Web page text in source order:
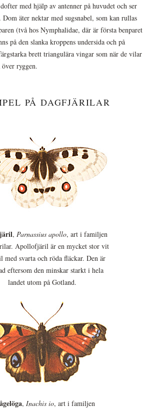
med hjälp av antenner på huvudet och ser
äter nektar med sugsnabel, som kan rullas
(två hos Nymphalidae, där är första benparet
på den slanka kroppens undersida och på
brett triangulära vingar som när de vilar
ryggen.
PÅ DAGFJÄRILAR
, Parnassius apollo, art i familjen
Apollofjäril är en mycket stor vit
med svarta och röda fläckar. Den är
eftersom den minskar starkt i hela
landet utom på Gotland.
, Inachis io, art i familjen